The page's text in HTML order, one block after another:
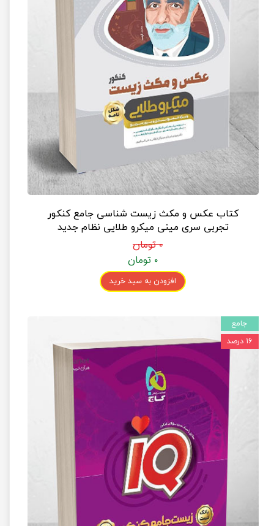
کتاب عکس و مکث زیست شناسی جامع کنکور
تجربی سری مینی میکرو طلایی نظام جدید
۰ تومان
۰ تومان
افزودن به سبد خرید
جامع
۱۶ درصد